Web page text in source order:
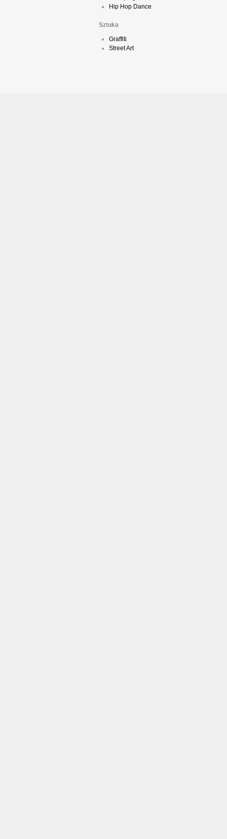
Hip Hop Dance
Sztuka
Graffiti
Street Art